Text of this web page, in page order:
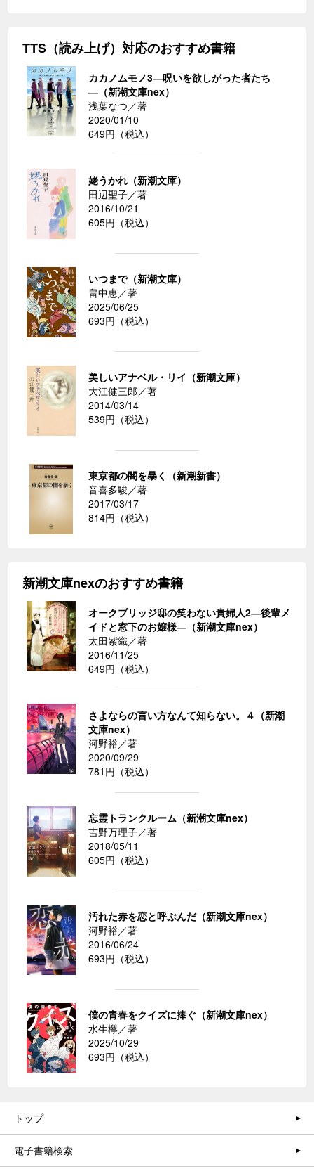
TTS（読み上げ）対応のおすすめ書籍
カカノムモノ3―呪いを欲しがった者たち
―（新潮文庫nex）
浅葉なつ／著
2020/01/10
649円（税込）
姥うかれ（新潮文庫）
田辺聖子／著
2016/10/21
605円（税込）
いつまで（新潮文庫）
畠中恵／著
2025/06/25
693円（税込）
美しいアナベル・リイ（新潮文庫）
大江健三郎／著
2014/03/14
539円（税込）
東京都の闇を暴く（新潮新書）
音喜多駿／著
2017/03/17
814円（税込）
新潮文庫nexのおすすめ書籍
オークブリッジ邸の笑わない貴婦人2―後輩メ
イドと窓下のお嬢様―（新潮文庫nex）
太田紫織／著
2016/11/25
649円（税込）
さよならの言い方なんて知らない。４（新潮
文庫nex）
河野裕／著
2020/09/29
781円（税込）
忘霊トランクルーム（新潮文庫nex）
吉野万理子／著
2018/05/11
605円（税込）
汚れた赤を恋と呼ぶんだ（新潮文庫nex）
河野裕／著
2016/06/24
693円（税込）
僕の青春をクイズに捧ぐ（新潮文庫nex）
水生欅／著
2025/10/29
693円（税込）
トップ
電子書籍検索